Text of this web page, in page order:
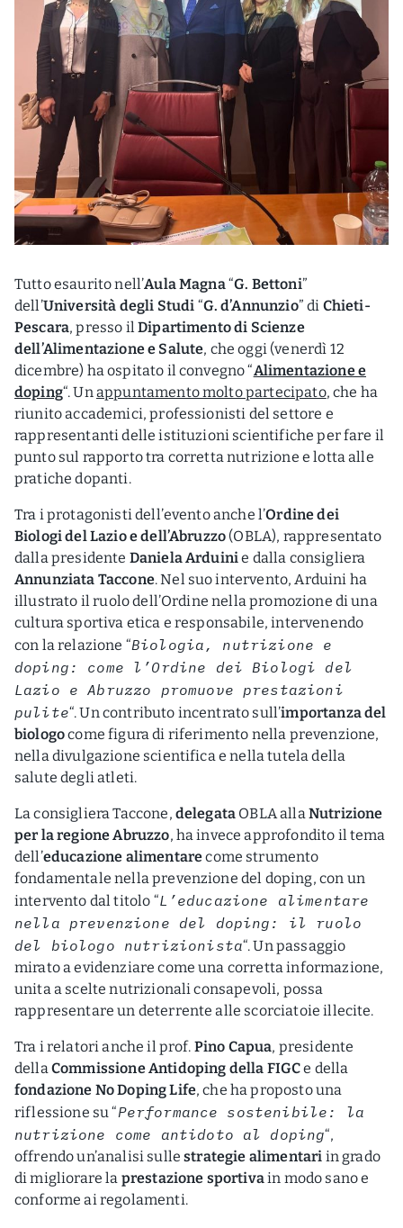
Tutto esaurito nell’Aula Magna “G. Bettoni”
dell’Università degli Studi “G. d’Annunzio” di Chieti-
Pescara, presso ilDipartimento di Scienze
dell’Alimentazione e Salute, che oggi (venerdì 12
dicembre) ha ospitato il convegno “Alimentazione e
doping“. Un appuntamento molto partecipato, che ha
riunito accademici, professionisti del settore e
rappresentanti delle istituzioni scientifiche per fare il
punto sul rapporto tra corretta nutrizione e lotta alle
pratiche dopanti.
Tra i protagonisti dell’evento anche l’Ordine dei
Biologi del Lazio e dell’Abruzzo (OBLA), rappresentato
dalla presidente Daniela Arduinie dalla consigliera
Annunziata Taccone. Nel suo intervento, Arduini ha
illustrato il ruolo dell’Ordine nella promozione di una
cultura sportiva etica e responsabile, intervenendo
con la relazione “Biologia, nutrizione e
doping: come l’Ordine dei Biologi del
Lazio e Abruzzo promuove prestazioni
pulite“. Un contributo incentrato sull’importanza del
biologocome figura di riferimento nella prevenzione,
nella divulgazione scientifica e nella tutela della
salute degli atleti.
La consigliera Taccone, delegata OBLA alla Nutrizione
per la regione Abruzzo, ha invece approfondito il tema
dell’educazione alimentarecome strumento
fondamentale nella prevenzione del doping, con un
intervento dal titolo “L’educazione alimentare
nella prevenzione del doping: il ruolo
del biologo nutrizionista“. Un passaggio
mirato a evidenziare come una corretta informazione,
unita a scelte nutrizionali consapevoli, possa
rappresentare un deterrente alle scorciatoie illecite.
Tra i relatori anche il prof. Pino Capua, presidente
della Commissione Antidoping della FIGCe della
fondazione No Doping Life, che ha proposto una
riflessione su “Performance sostenibile: la
nutrizione come antidoto al doping“,
offrendo un’analisi sullestrategie alimentari in grado
di migliorare la prestazione sportiva in modo sano e
conforme ai regolamenti.